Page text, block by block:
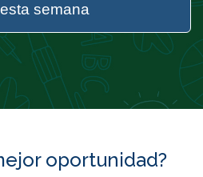
semana
oportunidad?